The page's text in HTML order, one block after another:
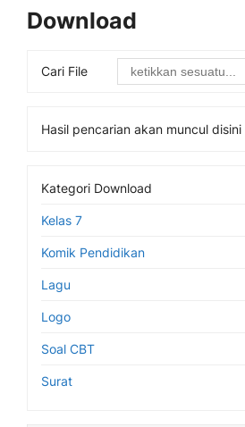
Download
Cari File
Hasil pencarian akan muncul disini
Kategori Download
Kelas 7
Komik Pendidikan
Lagu
Logo
Soal CBT
Surat